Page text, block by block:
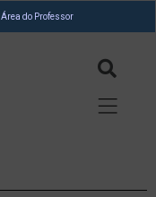
Área do Professor